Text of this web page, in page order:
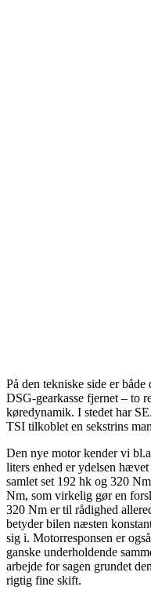
På den tekniske side er
DSG-gearkasse fjernet – to
køredynamik. I stedet har
TSI tilkoblet en sekstrins
Den nye motor kender vi
liters enhed er ydelsen
samlet set 192 hk og 320
Nm, som virkelig gør en
320 Nm er til rådighed
betyder bilen næsten
sig i. Motorresponsen er
ganske underholdende
arbejde for sagen grundet
rigtig fine skift.